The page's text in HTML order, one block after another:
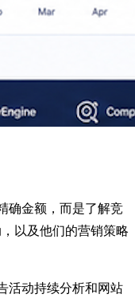
确金额，而是了解竞
以及他们的营销策略
活动持续分析和网站